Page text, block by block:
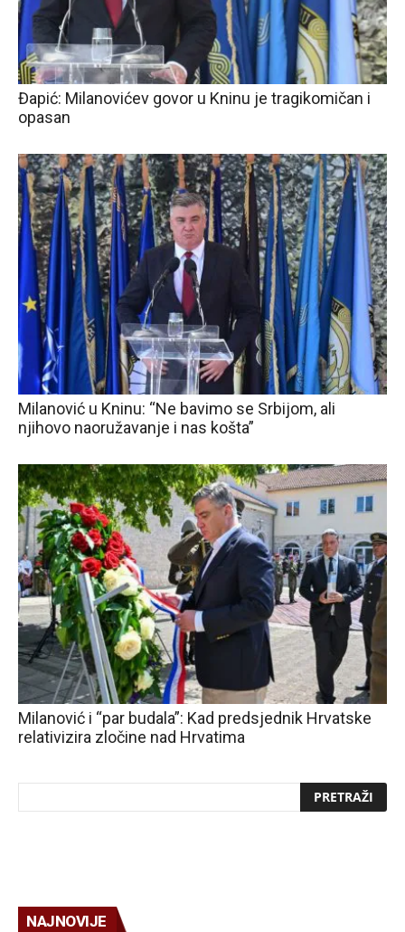
Đapić: Milanovićev govor u Kninu je tragikomičan i
opasan
Milanović u Kninu: “Ne bavimo se Srbijom, ali
njihovo naoružavanje i nas košta”
Milanović i “par budala”: Kad predsjednik Hrvatske
relativizira zločine nad Hrvatima
NAJNOVIJE